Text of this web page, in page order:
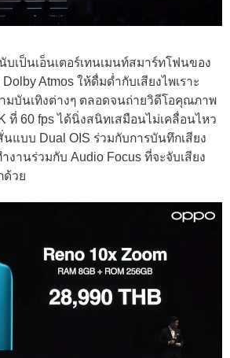
บเป็นเอ็นเตอร์เทนเมนท์สมาร์ทโฟนของ
Atmos ให้ดื่มด่ำกับเสียงไพเราะ
บันเทิงต่างๆ ตลอดจนถ่ายวิดีโอคุณภาพ
ที่ 60 fps ได้นิ่งสนิทเสมือนไม่เคลื่อนไหว
แบบ Dual OIS ร่วมกับการบันทึกเสียง
งานร่วมกับ Audio Focus ที่จะจับเสียง
ด้วย